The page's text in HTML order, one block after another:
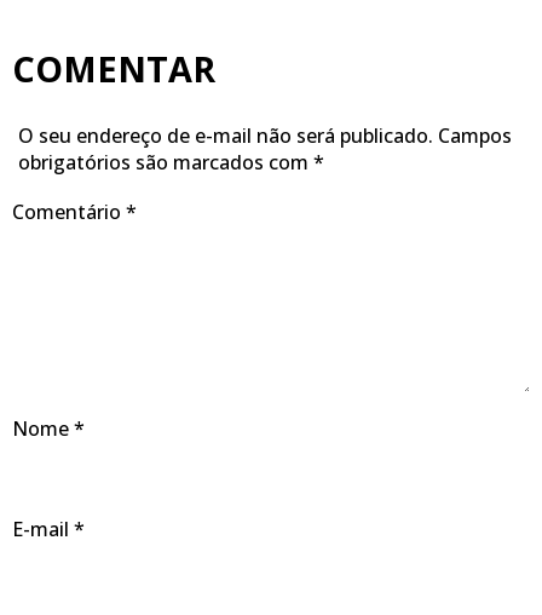
COMENTAR
O seu endereço de e-mail não será publicado. Campos
obrigatórios são marcados com *
Comentário *
Nome*
E-mail *